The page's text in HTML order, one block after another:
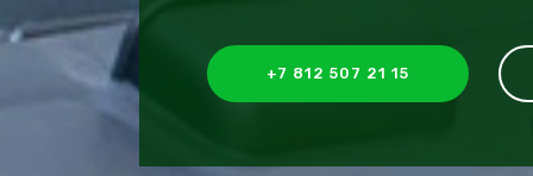
+7 812 507 21 15